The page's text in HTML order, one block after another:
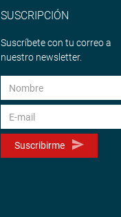
SUSCRIPCIÓN
Suscríbete con tu correo a
nuestro newsletter.
Suscribirme